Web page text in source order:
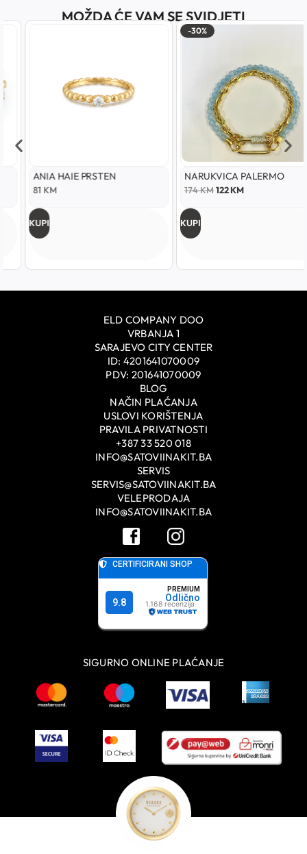
MOŽDA ĆE VAM SE SVIDJETI
ANIA HAIE PRSTEN
KM
-30%
NARUKVICA PALERMO
KM122KM
ELD COMPANY DOO
VRBANJA 1
SARAJEVO CITY CENTER
ID: 4201641070009
PDV: 201641070009
BLOG
NAČIN PLAĆANJA
USLOVI KORIŠTENJA
PRAVILA PRIVATNOSTI
+387 33 520 018
INFO@SATOVIINAKIT.BA
SERVIS
SERVIS@SATOVIINAKIT.BA
VELEPRODAJA
INFO@SATOVIINAKIT.BA
SIGURNO ONLINE PLAĆANJE